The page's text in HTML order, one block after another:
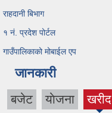
राहदानी बिभाग
१ नं. प्रदेश पोर्टल
गाउँपालिकाको मोबाईल एप
जानकारी
बजेट याेजना खरीद
(active